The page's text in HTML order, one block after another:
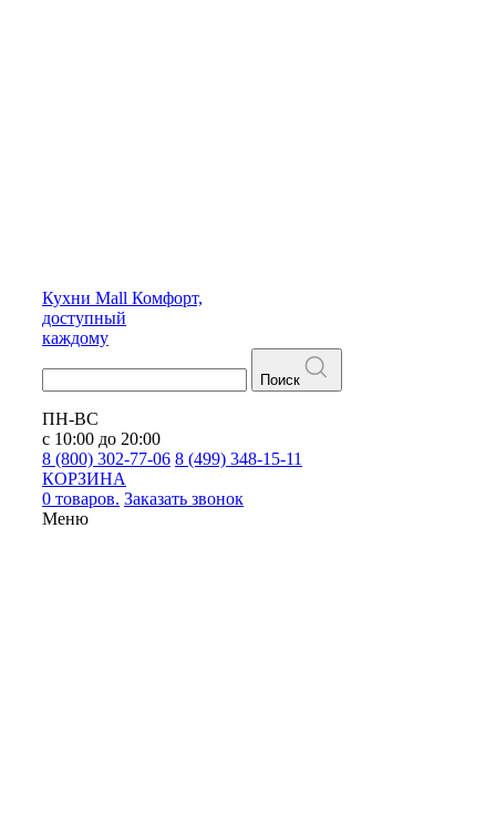
Кухни Mall Комфорт,
доступный
каждому
Поиск
ПН-ВС
с 10:00 до 20:00
8 (800) 302-77-06 8 (499) 348-15-11
КОРЗИНА
0 товаров. Заказать звонок
Меню